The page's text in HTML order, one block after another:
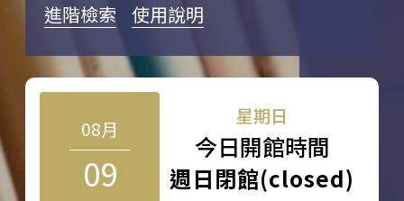
進階檢索 使用說明
08月
09
星期日
今日開館時間
週日閉館(closed)